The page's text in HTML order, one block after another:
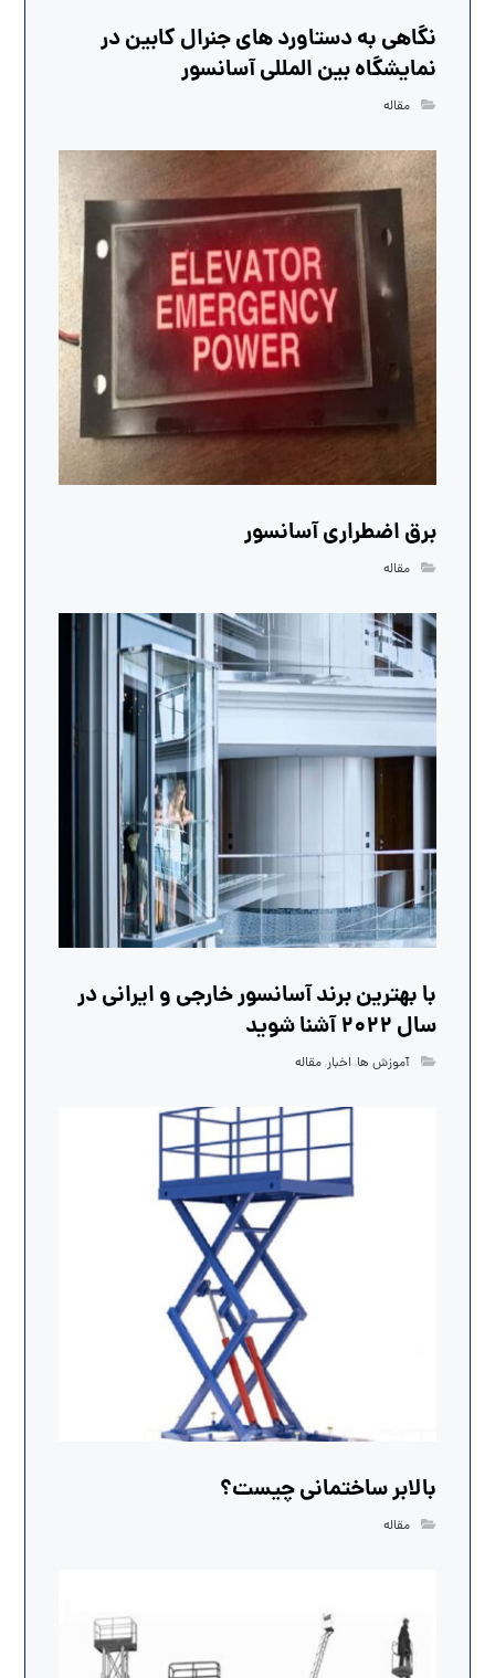
نگاهی به دستاورد های جنرال کابین در
نمایشگاه بین المللی آسانسور
مقاله
برق اضطراری آسانسور
مقاله
با بهترین برند آسانسور خارجی و ایرانی در
سال 2022 آشنا شوید
آموزش ها,اخبار,مقاله
بالابر ساختمانی چیست؟
مقاله